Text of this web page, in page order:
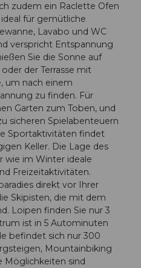
zudem ein Raclette Ofen
für gemütliche
Lavabo und WC
verspricht Entspannung
Sie die Sonne auf
der Terrasse mit
um nach einem
zu finden. Für
Garten zum Toben, und
sicheren Spielabenteuern
Sportaktivitäten findet
Keller. Die Lage des
wie im Winter ideale
Freizeitaktivitäten.
direkt vor Ihrer
Skipisten, die mit dem
Loipen finden Sie nur 3
ist in 5 Autominuten
befindet sich nur 300
Mountainbiking
Möglichkeiten sind